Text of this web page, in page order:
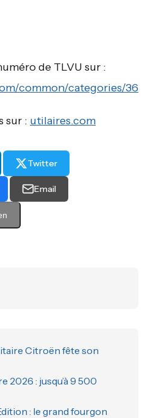
de TLVU sur :
common/categories/36
sur : utilaires.com
Twitter
Email
Citroën fête son
2026 : jusqu’à 9 500
: le grand fourgon